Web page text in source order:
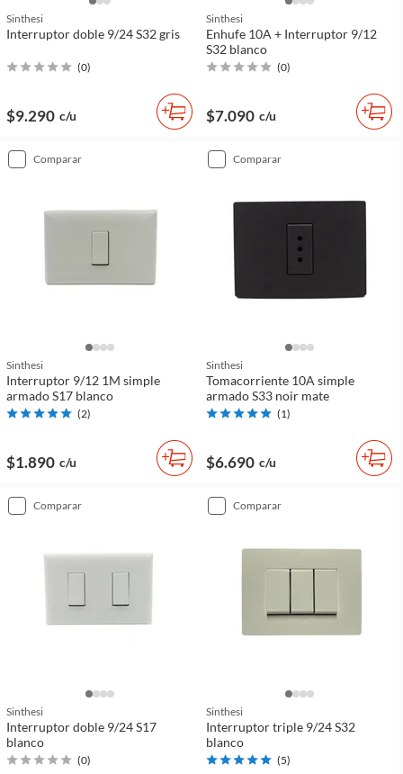
Sinthesi
Interruptor doble 9/24 S32 gris
(0)
$9.290 c/u
Sinthesi
Enhufe 10A + Interruptor 9/12
S32 blanco
(0)
$7.090 c/u
comparar
Sinthesi
Interruptor 9/12 1M simple
armado S17 blanco
(2)
$1.890 c/u
comparar
Sinthesi
Tomacorriente 10A simple
armado S33 noir mate
(1)
$6.690 c/u
comparar
Sinthesi
Interruptor doble 9/24 S17
blanco
(0)
comparar
Sinthesi
Interruptor triple 9/24 S32
blanco
(5)